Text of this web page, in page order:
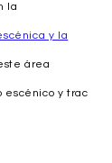
la
y la
área
escénico y trac